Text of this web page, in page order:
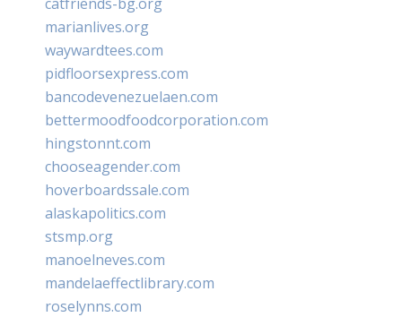
marianlives.org
waywardtees.com
pidfloorsexpress.com
bancodevenezuelaen.com
bettermoodfoodcorporation.com
hingstonnt.com
chooseagender.com
hoverboardssale.com
alaskapolitics.com
stsmp.org
manoelneves.com
mandelaeffectlibrary.com
roselynns.com